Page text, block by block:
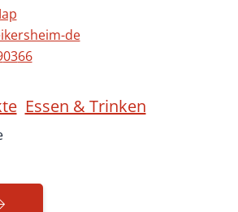
de
0366
Essen & Trinken